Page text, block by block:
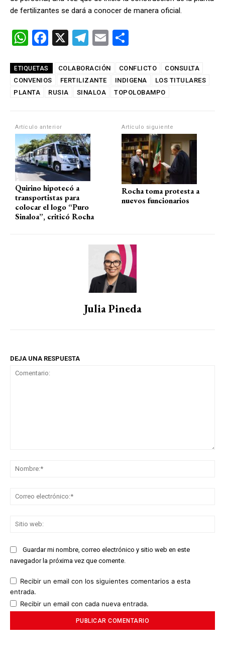
de fertilizantes se dará a conocer de manera oficial.
W
at
s
p
F
ce
b
k
X
T
e
gr
E
ail m
p
ETIQUETAS COLABORACIÓN CONFLICTO
CONSULTA
CONVENIOS
FERTILIZANTE INDIGENA
LOS TITULARES
PLANTA
RUSIA SINALOA TOPOLOBAMPO
Artículo anterior
Quirino hipotecó a
transportistas para
colocar el logo “Puro
Sinaloa”, criticó Rocha
Artículo siguiente
Rocha toma protesta a
nuevos funcionarios
Julia Pineda
DEJA UNA RESPUESTA
Guardar mi nombre, correo electrónico y sitio web en este
navegador la próxima vez que comente.
Recibir un email con los siguientes comentarios a esta
entrada.
Recibir un email con cada nueva entrada.